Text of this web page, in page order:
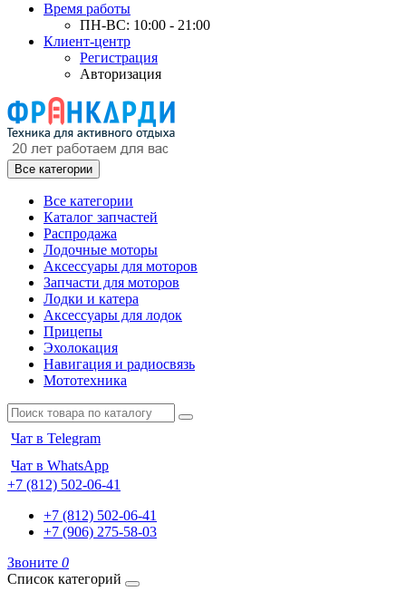
Время работы
ПН-ВС: 10:00 - 21:00
Клиент-центр
Регистрация
Авторизация
Все категории
Все категории
Каталог запчастей
Распродажа
Лодочные моторы
Аксессуары для моторов
Запчасти для моторов
Лодки и катера
Аксессуары для лодок
Прицепы
Эхолокация
Навигация и радиосвязь
Мототехника
Чат в Telegram
Чат в WhatsApp
+7 (812) 502-06-41
+7 (812) 502-06-41
+7 (906) 275-58-03
Звоните 0
Список категорий